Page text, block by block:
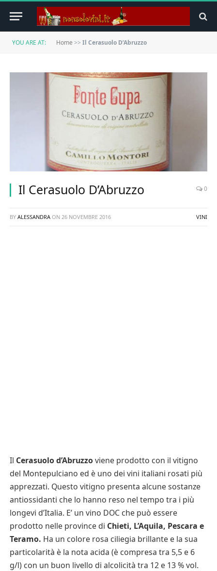
YOU ARE AT: Home >> Il Cerasuolo D’Abruzzo
Il Cerasuolo D’Abruzzo 0
BY ALESSANDRA ON 26 NOVEMBRE 2016 VINI
Il Cerasuolo d’Abruzzoviene prodotto con il vitigno
del Montepulciano ed è uno dei vini italiani rosati più
apprezzati. Questo vitigno presenta alcune sostanze
antiossidanti che lo hanno reso nel tempo tra i più
longevi d’Italia. E’ un vino DOC che può essere
prodotto nelle province di Chieti, L’Aquila, Pescara e
Teramo. Ha un colore rosa ciliegia brillante e la sua
particolarità è la nota acida (è compresa tra 5,5 e 6
g/l) con un buon livello di alcolicità tra 12 e 13 % vol.